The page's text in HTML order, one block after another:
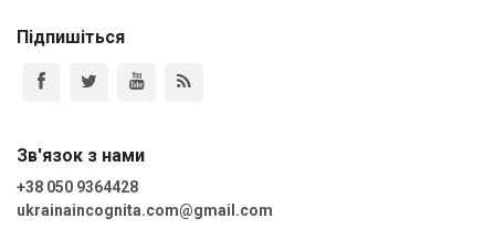
Підпишіться
Зв'язок з нами
+38 050 9364428
ukrainaincognita.com@gmail.com